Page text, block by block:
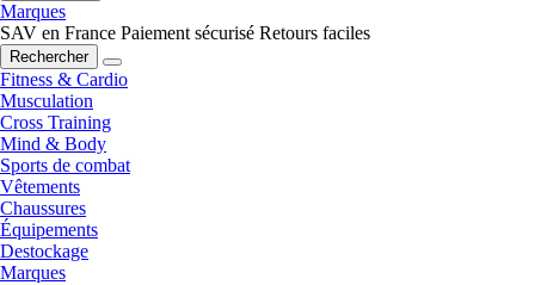
Marques
SAV en France Paiement sécurisé Retours faciles
Rechercher
Fitness & Cardio
Musculation
Cross Training
Mind & Body
Sports de combat
Vêtements
Chaussures
Équipements
Destockage
Marques